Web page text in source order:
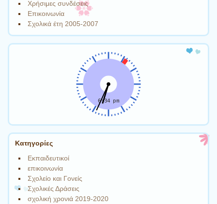
Χρήσιμες συνδέσεις
Επικοινωνία
Σχολικά έτη 2005-2007
Kατηγορίες
Εκπαιδευτικοί
επικοινωνία
Σχολείο και Γονείς
Σχολικές Δράσεις
σχολική χρονιά 2019-2020